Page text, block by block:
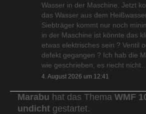
Wasser in der Maschine. Jetzt
das Wasser aus dem
Siebträger kommt nur noch
in der Maschine ist könnte das
etwas elektrisches sein ? Ventil
defekt gegangen ? Ich hab die
wie geschrieben, es riecht nicht…
4. August 2026 um 12:41
Marabu hat das Thema WMF
undicht gestartet.